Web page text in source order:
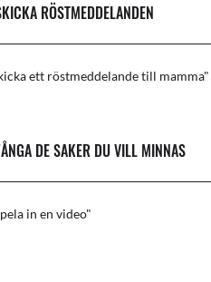
RÖSTMEDDELANDEN
ett röstmeddelande till mamma"
DE SAKER DU VILL MINNAS
in en video"